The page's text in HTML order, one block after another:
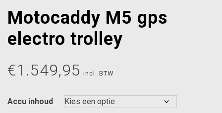
Motocaddy M5 gps
electro trolley
€1.549,95 incl. BTW
Accu inhoud